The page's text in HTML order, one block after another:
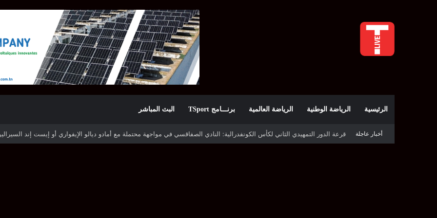
الرئيسية الرياضة الوطنية الرياضة العالمية برنـــامج TSport البث المباشر
أخبار عاجلة
قرعة كأس الكونفدرالية: النادي الصفاقسي يواجه شوتينغ ستارز النيجيري وترجي جرجيس يصطدم بديامبارس السنغالي